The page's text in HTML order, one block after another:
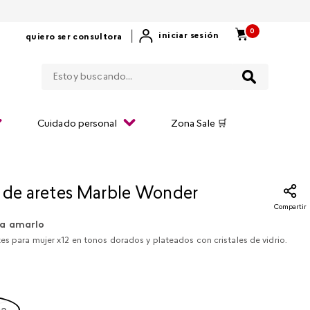
quiero ser consultora iniciar sesión
0
Cuidado personal Zona Sale 🛒
de aretes Marble Wonder
Compartir
amarlo
para mujer x12 en tonos dorados y plateados con cristales de vidrio.